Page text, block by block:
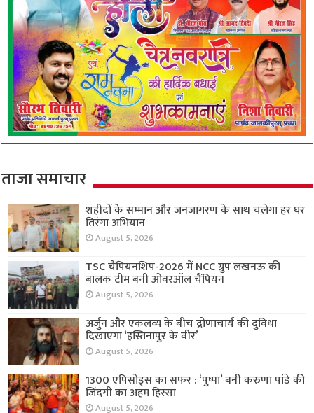
ताजा समाचार
शहीदों के सम्मान और जनजागरण के साथ चलेगा हर घर
तिरंगा अभियान
August 5, 2026
TSC चैंपियनशिप-2026 में NCC ग्रुप लखनऊ की
बालक टीम बनी ओवरऑल चैंपियन
August 5, 2026
अर्जुन और एकलव्य के बीच द्रोणाचार्य की दुविधा
दिखाएगा ‘हस्तिनापुर के वीर’
August 5, 2026
1300 एपिसोड्स का सफर : ‘पुष्पा’ बनी करुणा पांडे की
जिंदगी का अहम हिस्सा
August 5, 2026